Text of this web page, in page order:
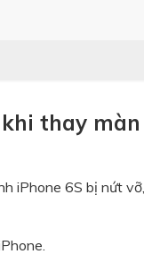
thay màn
iPhone 6S bị nứt vỡ,